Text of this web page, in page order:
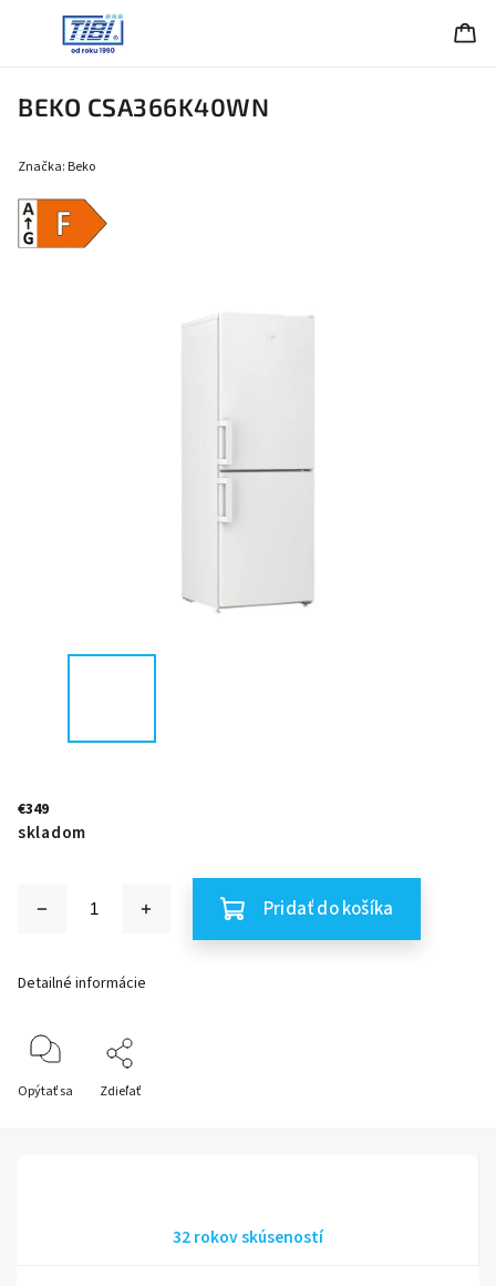
BEKO CSA366K40WN
Energetická
trieda F
Značka: Beko
€349
skladom
Pridať do košíka
Detailné informácie
Opýtať sa Zdieľať
32 rokov skúseností